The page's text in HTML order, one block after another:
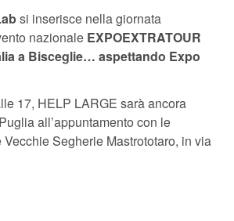
si inserisce nella giornata
nazionale EXPOEXTRATOUR
a Bisceglie… aspettando Expo
17, HELP LARGE sarà ancora
all’appuntamento con le
Segherie Mastrototaro, in via